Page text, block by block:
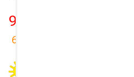
99
68